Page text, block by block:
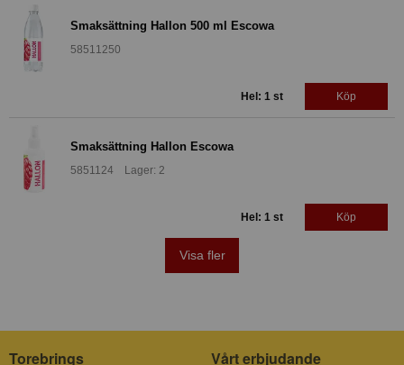
Smaksättning Hallon 500 ml Escowa
58511250
Hel: 1 st Köp
Smaksättning Hallon Escowa
5851124 Lager: 2
Hel: 1 st Köp
Visa fler
Torebrings Vårt erbjudande